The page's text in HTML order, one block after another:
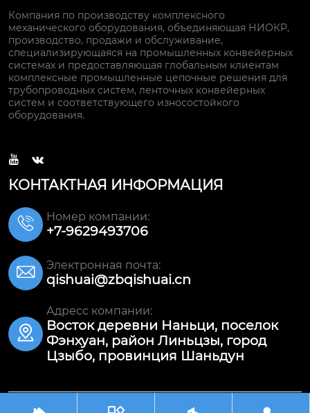
Компания по производству комплексного
механического оборудования, объединяющая НИОКР,
производство, продажи и обслуживание,
специализирующаяся на промышленных конвейерных
системах и предоставляющая глобальным клиентам
комплексные промышленные цепочные решения для
трубопроводных систем, ленточных конвейерных
систем и соответствующего износостойкого
оборудования.
 
КОНТАКТНАЯ ИНФОРМАЦИЯ
 Номер компании:
+7-9629493706
 Электронная почта:
qishuai@zbqishuai.cn

Адресс компании:
Восток деревни Наньци, поселок
Фэнхуан, район Линьцзы, город
Цзыбо, провинция Шаньдун